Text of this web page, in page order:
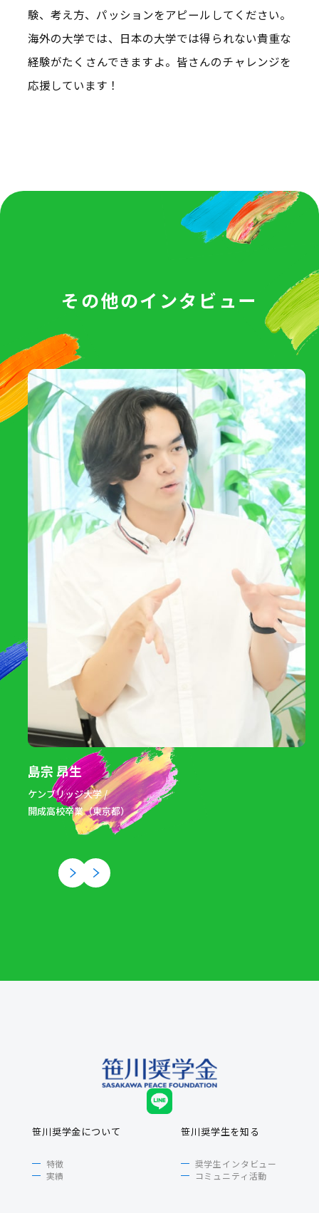
験、考え方、パッションをアピールしてください。
海外の大学では、日本の大学では得られない貴重な
経験がたくさんできますよ。皆さんのチャレンジを
応援しています！
その他のインタビュー
島宗 昂生
ケンブリッジ大学 /
開成高校卒業（東京都）
笹川奨学金について
特徴
実績
笹川奨学生を知る
奨学生インタビュー
コミュニティ活動